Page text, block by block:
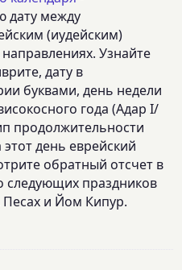
дату между
(иудейским)
Узнайте
дату в
буквами, день недели
года (Адар I/
продолжительности
день еврейский
обратный отсчет в
следующих праздников
и Йом Кипур.